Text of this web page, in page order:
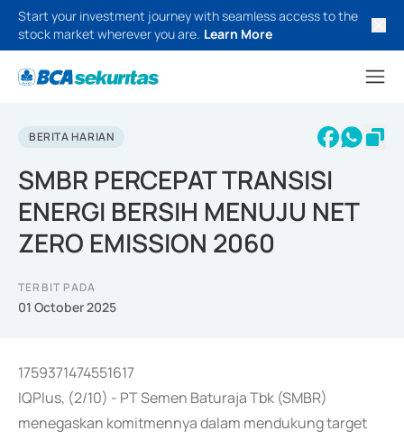
Start your investment journey with seamless access to the
stock market wherever you are. Learn More
BERITA HARIAN
SMBR PERCEPAT TRANSISI
ENERGI BERSIH MENUJU NET
ZERO EMISSION 2060
TERBIT PADA
01 October 2025
1759371474551617
IQPlus, (2/10) - PT Semen Baturaja Tbk (SMBR)
menegaskan komitmennya dalam mendukung target